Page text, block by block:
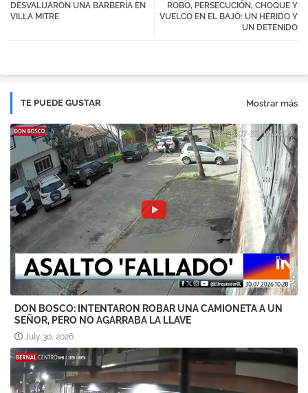
tter atsa
ROBO, PERSECUCIÓN, CHOQUE Y
VUELCO EN EL BAJO: UN HERIDO Y
UN DETENIDO
DESVALIJARON UNA BARBERÍA EN
VILLA MITRE
TE PUEDE GUSTAR Mostrar más
DON BOSCO: INTENTARON ROBAR UNA CAMIONETA A UN
SEÑOR, PERO NO AGARRABA LA LLAVE
July 30, 2026